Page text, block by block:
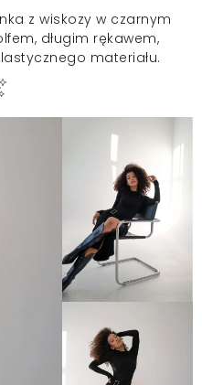
z wiskozy w czarnym
długim rękawem,
materiału.